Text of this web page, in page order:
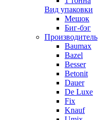
Вид упаковки
Мешок
Биг-бэг
Производитель
Baumax
Bazel
Besser
Betonit
Dauer
De Luxe
Fix
Knauf